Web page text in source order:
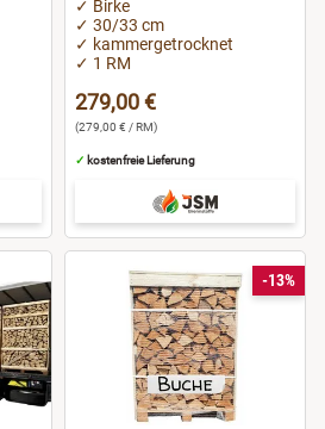
✓ Birke
✓ 30/33 cm
✓ kammergetrocknet
✓ 1 RM
279,00 €
(279,00 € / RM)
✓ kostenfreie Lieferung
-13%